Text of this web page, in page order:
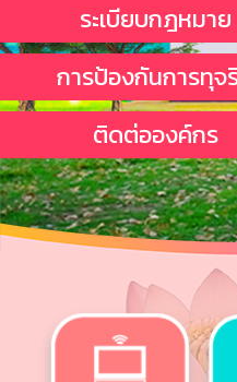
ระเบียบกฎหมาย
การป้องกันการทุจ
ติดต่อองค์กร